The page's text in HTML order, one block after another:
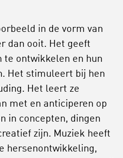
in de vorm van
dan ooit. Het geeft
ontwikkelen en hun
Het stimuleert bij hen
Het leert ze
met en anticiperen op
in concepten, dingen
zijn. Muziek heeft
hersenontwikkeling,